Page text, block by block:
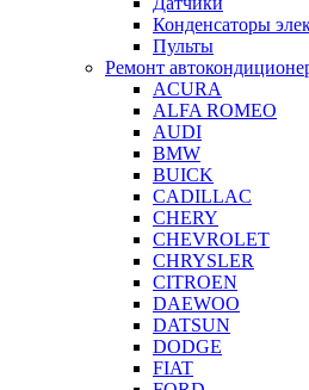
Конденсаторы
Пульты
Ремонт
ACURA
ALFA ROMEO
AUDI
BMW
BUICK
CADILLAC
CHERY
CHEVROLET
CHRYSLER
CITROEN
DAEWOO
DATSUN
DODGE
FIAT